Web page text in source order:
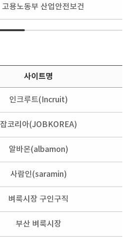
고용노동부 산업안전보건
사이트명
인크루트(Incruit)
잡코리아(JOBKOREA)
알바몬(albamon)
사람인(saramin)
벼룩시장 구인구직
부산 벼룩시장